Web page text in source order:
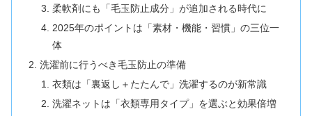
柔軟剤にも「毛玉防止成分」が追加される時代に
2025年のポイントは「素材・機能・習慣」の三位一
体
洗濯前に行うべき毛玉防止の準備
衣類は「裏返し＋たたんで」洗濯するのが新常識
洗濯ネットは「衣類専用タイプ」を選ぶと効果倍増